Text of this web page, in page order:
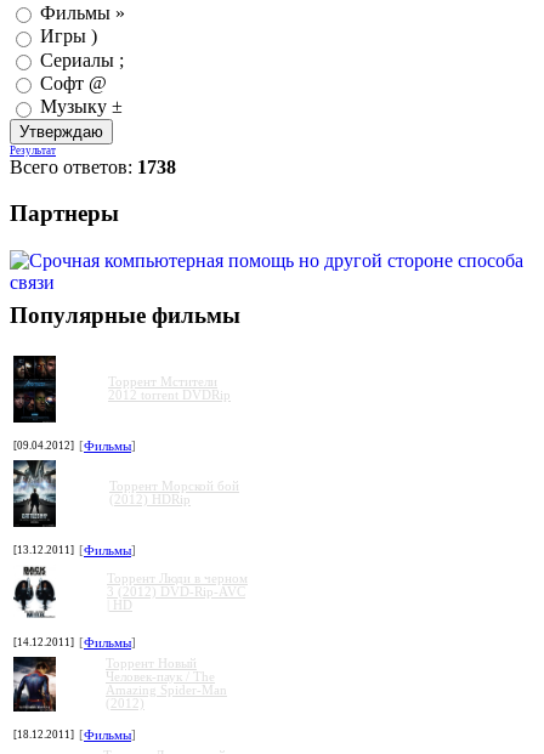
Фильмы »
Игры )
Сериалы ;
Софт @
Музыку ±
Результат
Всего ответов: 1738
Партнеры
Популярные фильмы
Торрент Мстители
2012 torrent DVDRip
[09.04.2012] [Фильмы]
Торрент Морской бой
(2012) HDRip
[13.12.2011] [Фильмы]
Торрент Люди в черном
3 (2012) DVD-Rip-AVC
| HD
[14.12.2011] [Фильмы]
Торрент Новый
Человек-паук / The
Amazing Spider-Man
(2012)
[18.12.2011] [Фильмы]